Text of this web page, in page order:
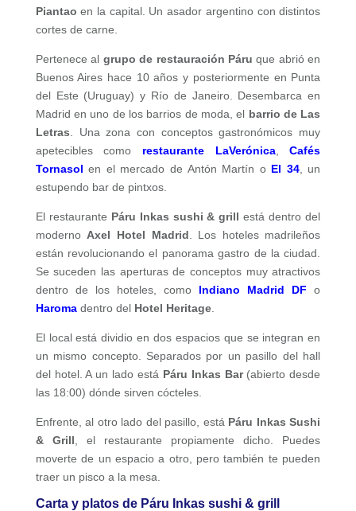
Piantao en la capital. Un asador argentino con distintos
cortes de carne.
Pertenece al grupo de restauración Páru que abrió en
Buenos Aires hace 10 años y posteriormente en Punta
del Este (Uruguay) y Río de Janeiro. Desembarca en
Madrid en uno de los barrios de moda, el barrio de Las
Letras . Una zona con conceptos gastronómicos muy
apetecibles como restaurante LaVerónica,Cafés
Tornasolen el mercado de Antón Martín o El 34, un
estupendo bar de pintxos.
El restaurante Páru Inkas sushi & grillestá dentro del
moderno Axel Hotel Madrid . Los hoteles madrileños
están revolucionando el panorama gastro de la ciudad.
Se suceden las aperturas de conceptos muy atractivos
dentro de los hoteles, como Indiano Madrid DF o
Haromadentro del Hotel Heritage.
El local está dividio en dos espacios que se integran en
un mismo concepto. Separados por un pasillo del hall
del hotel. A un lado está Páru Inkas Bar(abierto desde
las 18:00) dónde sirven cócteles.
Enfrente, al otro lado del pasillo, está Páru Inkas Sushi
& Grill , el restaurante propiamente dicho. Puedes
moverte de un espacio a otro, pero también te pueden
traer un pisco a la mesa.
Carta y platos de Páru Inkas sushi & grill